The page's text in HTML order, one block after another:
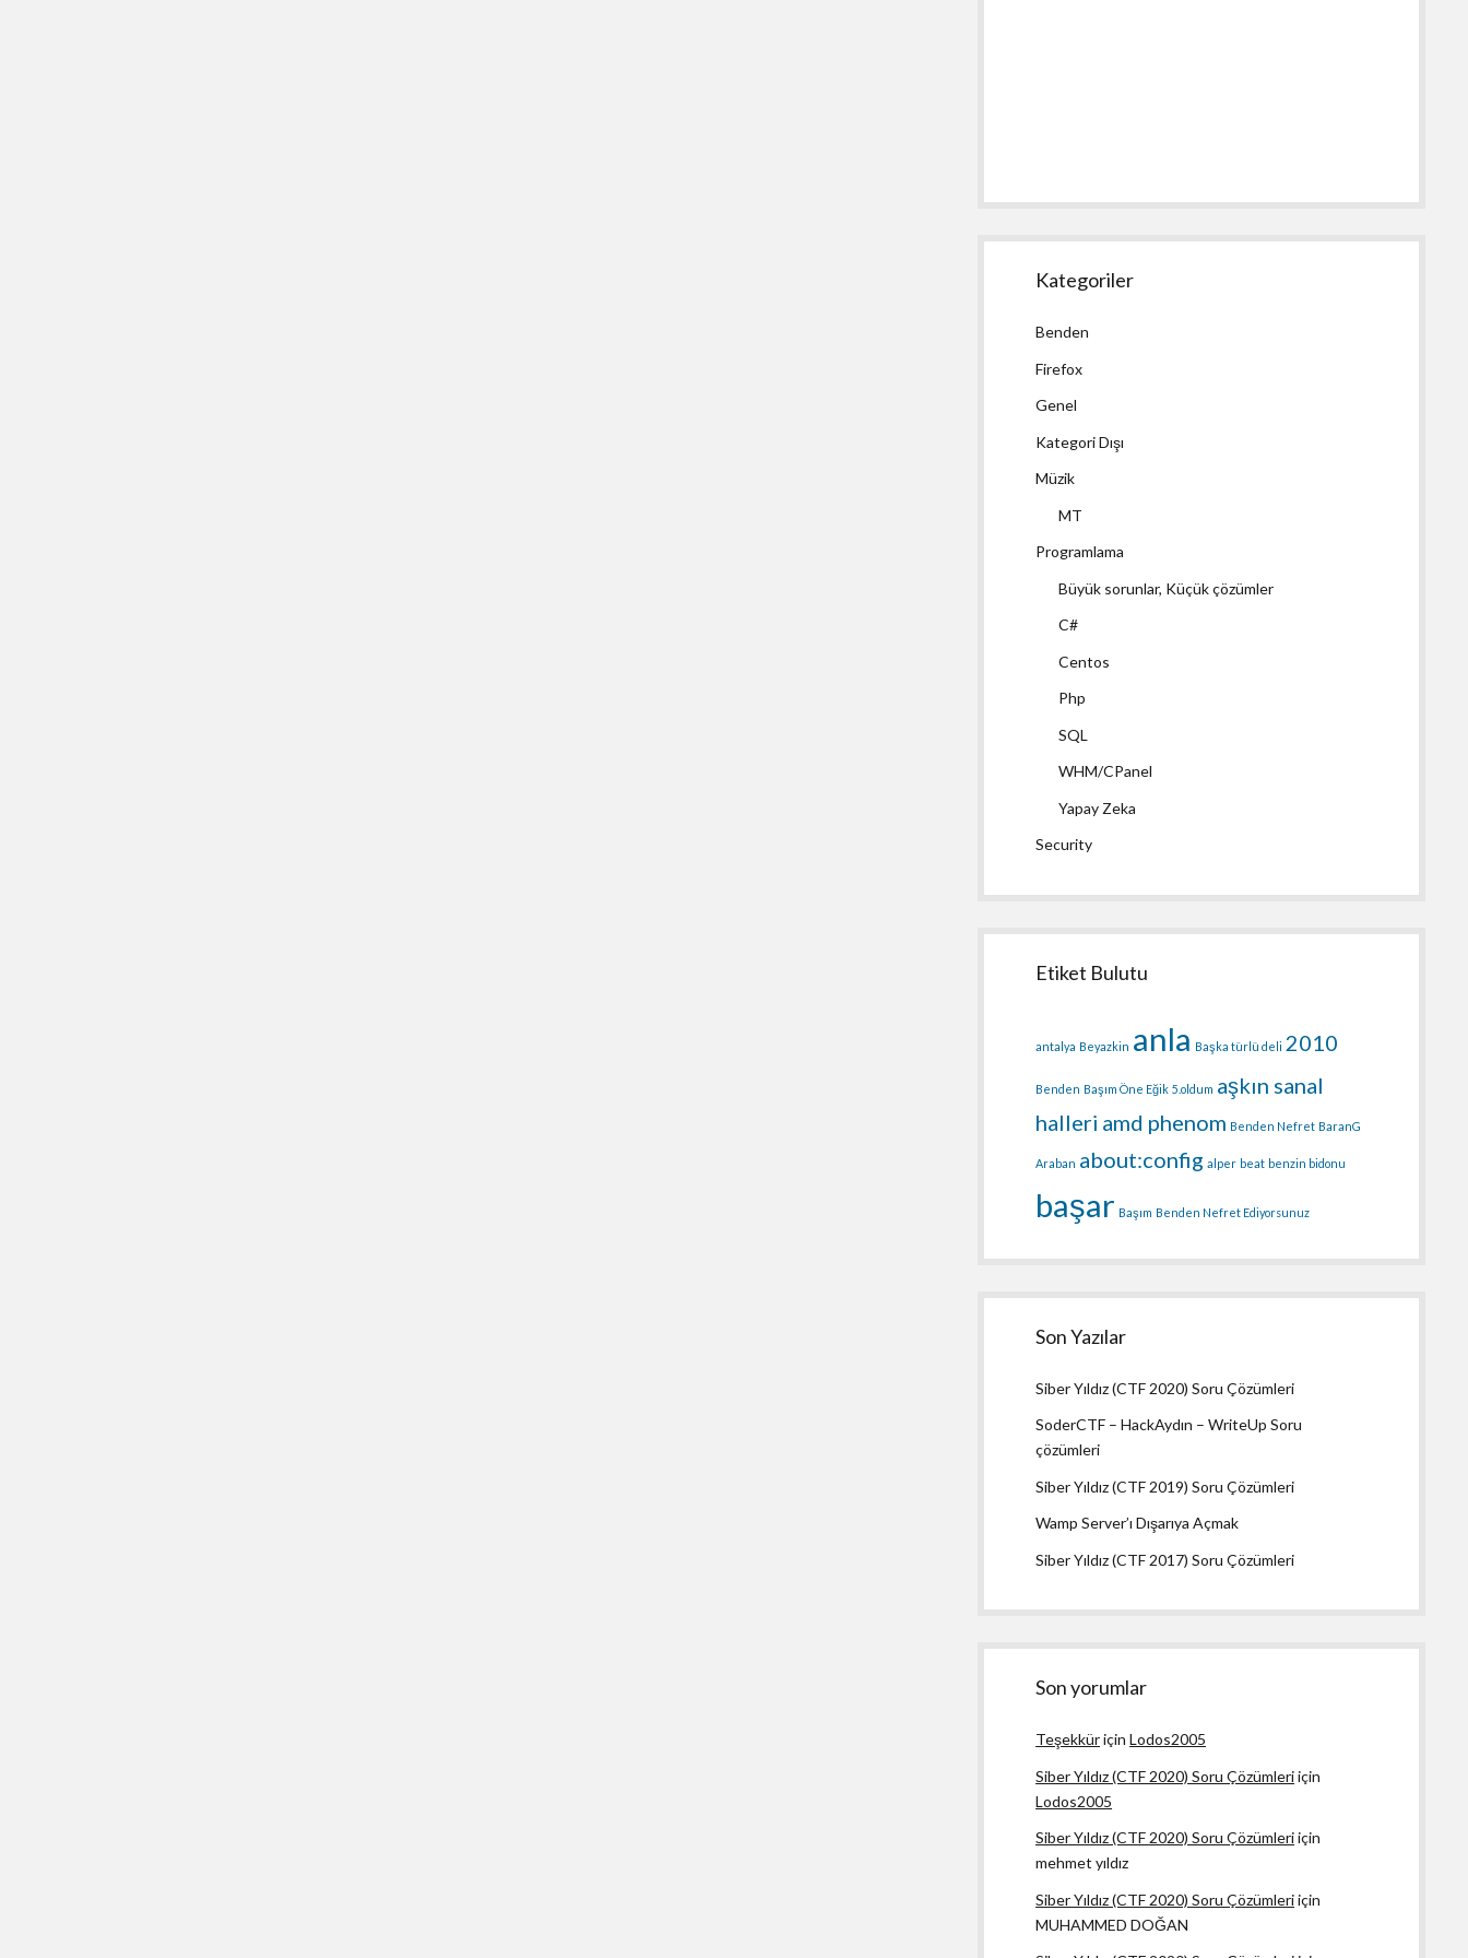
Kategoriler
Benden
Firefox
Genel
Kategori Dışı
Müzik
MT
Programlama
Büyük sorunlar, Küçük çözümler
C#
Centos
Php
SQL
WHM/CPanel
Yapay Zeka
Security
Etiket Bulutu
antalya Beyazkin anla Başka türlü deli 2010
Benden Başım Öne Eğik 5.oldum aşkın sanal
halleri amd phenom Benden Nefret BaranG
Araban about:config alper beat benzin bidonu
başar Başım Benden Nefret Ediyorsunuz
Son Yazılar
Siber Yıldız (CTF 2020) Soru Çözümleri
SoderCTF – HackAydın – WriteUp Soru
çözümleri
Siber Yıldız (CTF 2019) Soru Çözümleri
Wamp Server’ı Dışarıya Açmak
Siber Yıldız (CTF 2017) Soru Çözümleri
Son yorumlar
TeşekküriçinLodos2005
Siber Yıldız (CTF 2020) Soru Çözümleriiçin
Lodos2005
Siber Yıldız (CTF 2020) Soru Çözümleriiçin
mehmet yıldız
Siber Yıldız (CTF 2020) Soru Çözümleriiçin
MUHAMMED DOĞAN